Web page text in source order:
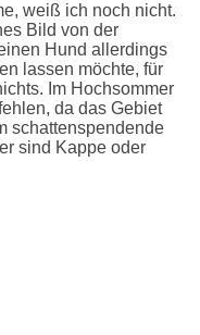
weiß ich noch nicht.
Bild von der
Hund allerdings
lassen möchte, für
Im Hochsommer
da das Gebiet
schattenspendende
sind Kappe oder